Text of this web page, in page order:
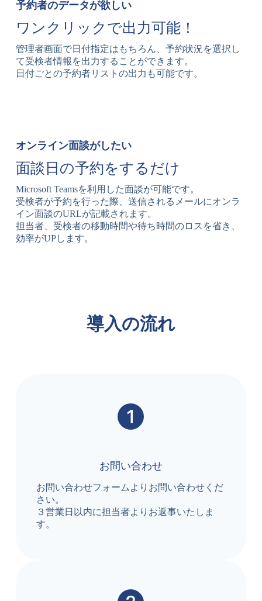
予約者のデータが欲しい
ワンクリックで出力可能！
管理者画面で日付指定はもちろん、予約状況を選択し
て受検者情報を出力することができます。
日付ごとの予約者リストの出力も可能です。
オンライン面談がしたい
面談日の予約をするだけ
Microsoft Teamsを利用した面談が可能です。
受検者が予約を行った際、送信されるメールにオンラ
イン面談のURLが記載されます。
担当者、受検者の移動時間や待ち時間のロスを省き、
効率がUPします。
導入の流れ
お問い合わせ
お問い合わせフォームよりお問い合わせくだ
さい。
３営業日以内に担当者よりお返事いたしま
す。